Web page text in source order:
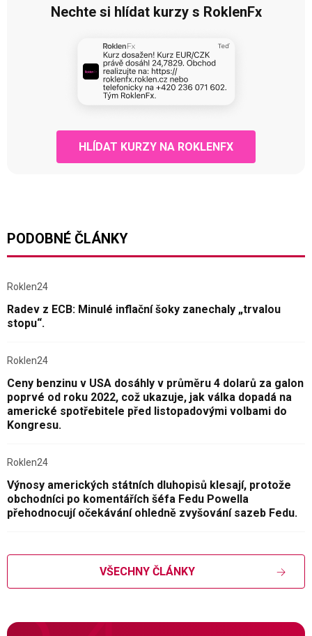
Nechte si hlídat kurzy s RoklenFx
HLÍDAT KURZY NA ROKLENFX
PODOBNÉ ČLÁNKY
Roklen24
Radev z ECB: Minulé inflační šoky zanechaly „trvalou
stopu“.
Roklen24
Ceny benzinu v USA dosáhly v průměru 4 dolarů za galon
poprvé od roku 2022, což ukazuje, jak válka dopadá na
americké spotřebitele před listopadovými volbami do
Kongresu.
Roklen24
Výnosy amerických státních dluhopisů klesají, protože
obchodníci po komentářích šéfa Fedu Powella
přehodnocují očekávání ohledně zvyšování sazeb Fedu.
VŠECHNY ČLÁNKY